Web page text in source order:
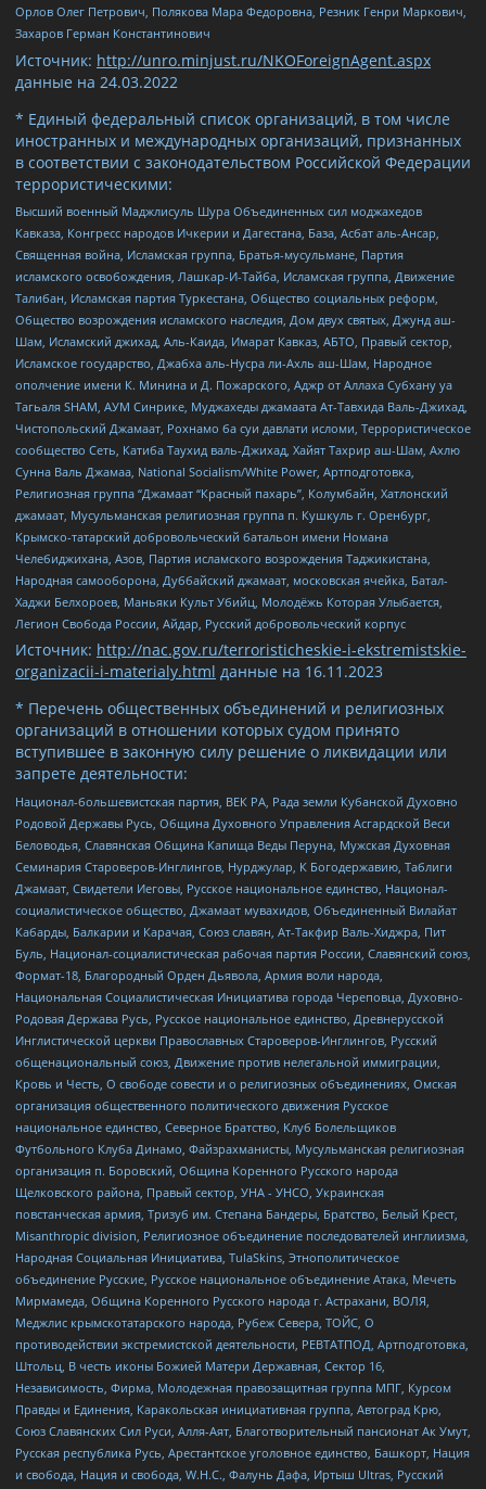
Орлов Олег Петрович, Полякова Мара Федоровна, Резник Генри Маркович,
Захаров Герман Константинович
Источник: http://unro.minjust.ru/NKOForeignAgent.aspx
данные на 24.03.2022
* Единый федеральный список организаций, в том числе
иностранных и международных организаций, признанных
в соответствии с законодательством Российской Федерации
террористическими:
Высший военный Маджлисуль Шура Объединенных сил моджахедов
Кавказа, Конгресс народов Ичкерии и Дагестана, База, Асбат аль-Ансар,
Священная война, Исламская группа, Братья-мусульмане, Партия
исламского освобождения, Лашкар-И-Тайба, Исламская группа, Движение
Талибан, Исламская партия Туркестана, Общество социальных реформ,
Общество возрождения исламского наследия, Дом двух святых, Джунд аш-
Шам, Исламский джихад, Аль-Каида, Имарат Кавказ, АБТО, Правый сектор,
Исламское государство, Джабха аль-Нусра ли-Ахль аш-Шам, Народное
ополчение имени К. Минина и Д. Пожарского, Аджр от Аллаха Субхану уа
Тагьаля SHAM, АУМ Синрике, Муджахеды джамаата Ат-Тавхида Валь-Джихад,
Чистопольский Джамаат, Рохнамо ба суи давлати исломи, Террористическое
сообщество Сеть, Катиба Таухид валь-Джихад, Хайят Тахрир аш-Шам, Ахлю
Сунна Валь Джамаа, National Socialism/White Power, Артподготовка,
Религиозная группа “Джамаат “Красный пахарь”, Колумбайн, Хатлонский
джамаат, Мусульманская религиозная группа п. Кушкуль г. Оренбург,
Крымско-татарский добровольческий батальон имени Номана
Челебиджихана, Азов, Партия исламского возрождения Таджикистана,
Народная самооборона, Дуббайский джамаат, московская ячейка, Батал-
Хаджи Белхороев, Маньяки Культ Убийц, Молодёжь Которая Улыбается,
Легион Свобода России, Айдар, Русский добровольческий корпус
Источник: http://nac.gov.ru/terroristicheskie-i-ekstremistskie-
organizacii-i-materialy.html данные на 16.11.2023
* Перечень общественных объединений и религиозных
организаций в отношении которых судом принято
вступившее в законную силу решение о ликвидации или
запрете деятельности:
Национал-большевистская партия, ВЕК РА, Рада земли Кубанской Духовно
Родовой Державы Русь, Община Духовного Управления Асгардской Веси
Беловодья, Славянская Община Капища Веды Перуна, Мужская Духовная
Семинария Староверов-Инглингов, Нурджулар, К Богодержавию, Таблиги
Джамаат, Свидетели Иеговы, Русское национальное единство, Национал-
социалистическое общество, Джамаат мувахидов, Объединенный Вилайат
Кабарды, Балкарии и Карачая, Союз славян, Ат-Такфир Валь-Хиджра, Пит
Буль, Национал-социалистическая рабочая партия России, Славянский союз,
Формат-18, Благородный Орден Дьявола, Армия воли народа,
Национальная Социалистическая Инициатива города Череповца, Духовно-
Родовая Держава Русь, Русское национальное единство, Древнерусской
Инглистической церкви Православных Староверов-Инглингов, Русский
общенациональный союз, Движение против нелегальной иммиграции,
Кровь и Честь, О свободе совести и о религиозных объединениях, Омская
организация общественного политического движения Русское
национальное единство, Северное Братство, Клуб Болельщиков
Футбольного Клуба Динамо, Файзрахманисты, Мусульманская религиозная
организация п. Боровский, Община Коренного Русского народа
Щелковского района, Правый сектор, УНА - УНСО, Украинская
повстанческая армия, Тризуб им. Степана Бандеры, Братство, Белый Крест,
Misanthropic division, Религиозное объединение последователей инглиизма,
Народная Социальная Инициатива, TulaSkins, Этнополитическое
объединение Русские, Русское национальное объединение Атака, Мечеть
Мирмамеда, Община Коренного Русского народа г. Астрахани, ВОЛЯ,
Меджлис крымскотатарского народа, Рубеж Севера, ТОЙС, О
противодействии экстремистской деятельности, РЕВТАТПОД, Артподготовка,
Штольц, В честь иконы Божией Матери Державная, Сектор 16,
Независимость, Фирма, Молодежная правозащитная группа МПГ, Курсом
Правды и Единения, Каракольская инициативная группа, Автоград Крю,
Союз Славянских Сил Руси, Алля-Аят, Благотворительный пансионат Ак Умут,
Русская республика Русь, Арестантское уголовное единство, Башкорт, Нация
и свобода, Нация и свобода, W.H.С., Фалунь Дафа, Иртыш Ultras, Русский